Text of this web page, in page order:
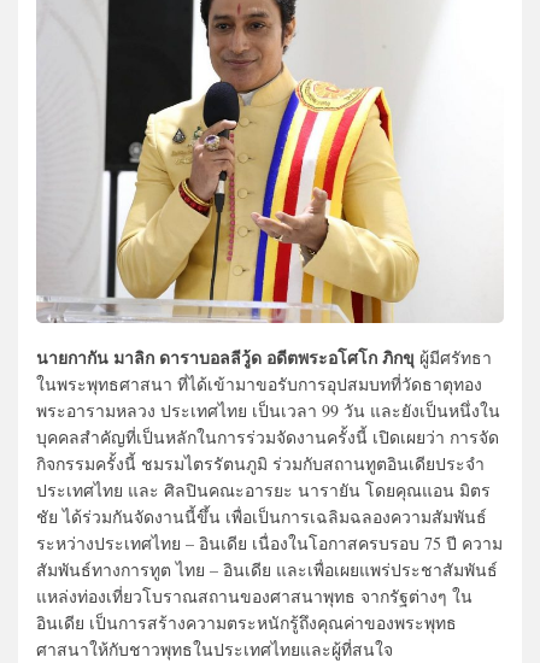
นายกากัน มาลิก ดาราบอลลีวู้ด อดีตพระอโศโก ภิกขุ ผู้มีศรัทธา
ในพระพุทธศาสนา ที่ได้เข้ามาขอรับการอุปสมบทที่วัดธาตุทอง
พระอารามหลวง ประเทศไทย เป็นเวลา 99 วัน และยังเป็นหนึ่งใน
บุคคลสำคัญที่เป็นหลักในการร่วมจัดงานครั้งนี้ เปิดเผยว่า การจัด
กิจกรรมครั้งนี้ ชมรมไตรรัตนภูมิ ร่วมกับสถานทูตอินเดียประจำ
ประเทศไทย และ ศิลปินคณะอารยะ นารายัน โดยคุณแอน มิตร
ชัย ได้ร่วมกันจัดงานนี้ขึ้น เพื่อเป็นการเฉลิมฉลองความสัมพันธ์
ระหว่างประเทศไทย – อินเดีย เนื่องในโอกาสครบรอบ 75 ปี ความ
สัมพันธ์ทางการทูต ไทย – อินเดีย และเพื่อเผยแพร่ประชาสัมพันธ์
แหล่งท่องเที่ยวโบราณสถานของศาสนาพุทธ จากรัฐต่างๆ ใน
อินเดีย เป็นการสร้างความตระหนักรู้ถึงคุณค่าของพระพุทธ
ศาสนาให้กับชาวพุทธในประเทศไทยและผู้ที่สนใจ